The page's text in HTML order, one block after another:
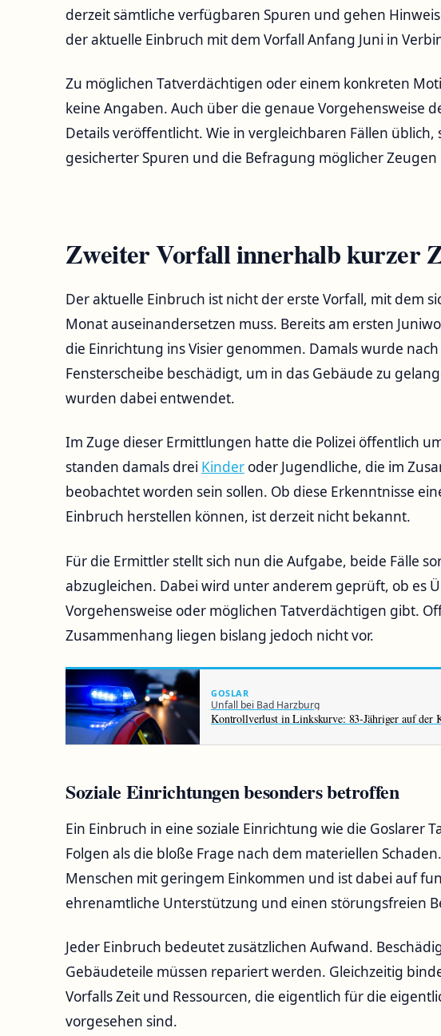
derzeit sämtliche verfügbaren Spuren und gehen
der aktuelle Einbruch mit dem Vorfall Anfang Juni in
Zu möglichen Tatverdächtigen oder einem konkreten
keine Angaben. Auch über die genaue Vorgehensweise
Details veröffentlicht. Wie in vergleichbaren Fällen
gesicherter Spuren und die Befragung möglicher
Zweiter Vorfall innerhalb kurzer
Der aktuelle Einbruch ist nicht der erste Vorfall, mit dem
Monat auseinandersetzen muss. Bereits am ersten
die Einrichtung ins Visier genommen. Damals wurde
Fensterscheibe beschädigt, um in das Gebäude zu
wurden dabei entwendet.
Im Zuge dieser Ermittlungen hatte die Polizei öffentlich
standen damals drei Kinder oder Jugendliche, die im
beobachtet worden sein sollen. Ob diese Erkenntnisse
Einbruch herstellen können, ist derzeit nicht bekannt.
Für die Ermittler stellt sich nun die Aufgabe, beide Fälle
abzugleichen. Dabei wird unter anderem geprüft, ob es
Vorgehensweise oder möglichen Tatverdächtigen gibt.
Zusammenhang liegen bislang jedoch nicht vor.
GOSLAR
Unfall bei Bad Harzburg
Kontrollverlust in Linkskurve: 83-Jähriger auf der
Soziale Einrichtungen besonders betroffen
Ein Einbruch in eine soziale Einrichtung wie die Goslarer
Folgen als die bloße Frage nach dem materiellen
Menschen mit geringem Einkommen und ist dabei auf
ehrenamtliche Unterstützung und einen störungsfreien
Jeder Einbruch bedeutet zusätzlichen Aufwand.
Gebäudeteile müssen repariert werden. Gleichzeitig
Vorfalls Zeit und Ressourcen, die eigentlich für die
vorgesehen sind.